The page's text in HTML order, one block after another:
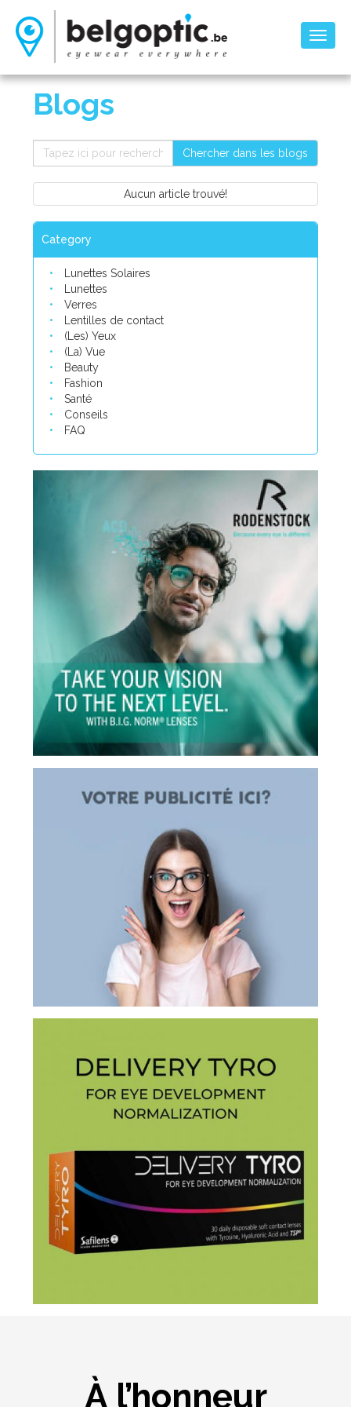
Blogs
Chercher dans les blogs
Aucun article trouvé!
Category
Lunettes Solaires
Lunettes
Verres
Lentilles de contact
(Les) Yeux
(La) Vue
Beauty
Fashion
Santé
Conseils
FAQ
À l’honneur